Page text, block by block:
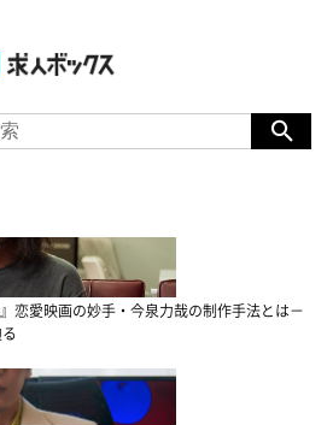
恋愛映画の妙手・今泉力哉の制作手法とは－